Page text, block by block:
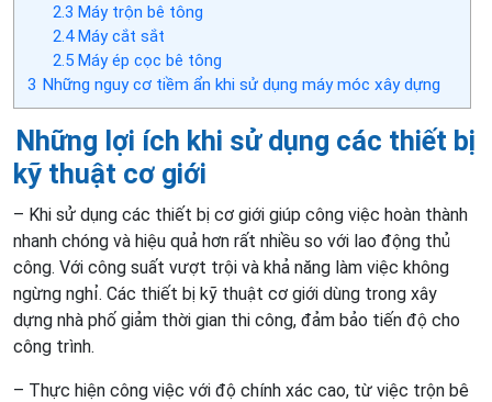
2.3 Máy trộn bê tông
2.4Máy cắt sắt
2.5Máy ép cọc bê tông
3 Những nguy cơ tiềm ẩn khi sử dụng máy móc xây dựng
Những lợi ích khi sử dụng các thiết bị
kỹ thuật cơ giới
– Khi sử dụng các thiết bị cơ giới giúp công việc hoàn thành
nhanh chóng và hiệu quả hơn rất nhiều so với lao động thủ
công. Với công suất vượt trội và khả năng làm việc không
ngừng nghỉ. Các thiết bị kỹ thuật cơ giới dùng trong xây
dựng nhà phố giảm thời gian thi công, đảm bảo tiến độ cho
công trình.
– Thực hiện công việc với độ chính xác cao, từ việc trộn bê